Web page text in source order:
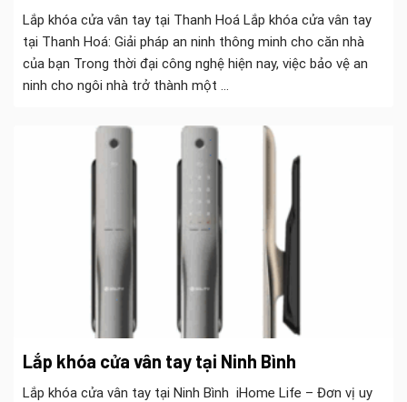
Lắp khóa cửa vân tay tại Thanh Hoá Lắp khóa cửa vân tay
tại Thanh Hoá: Giải pháp an ninh thông minh cho căn nhà
của bạn Trong thời đại công nghệ hiện nay, việc bảo vệ an
ninh cho ngôi nhà trở thành một ...
Lắp khóa cửa vân tay tại Ninh Bình
Lắp khóa cửa vân tay tại Ninh Bình iHome Life – Đơn vị uy